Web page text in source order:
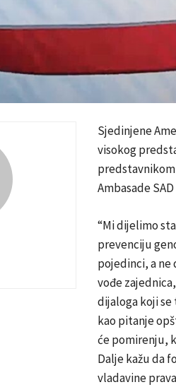
Sjedinjene
visokog
predstavnikom
Ambasade
“Mi dijelimo
prevenciju
pojedinci, a
vođe
dijaloga koji
kao pitanje
će pomirenju,
Dalje kažu da
vladavine